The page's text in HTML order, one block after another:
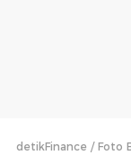
detikFinance Foto